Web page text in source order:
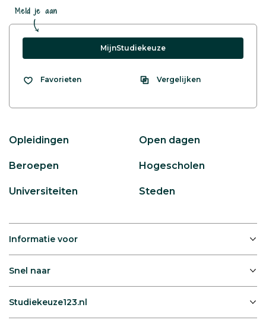
Meld je aan
MijnStudiekeuze
Favorieten Vergelijken
Opleidingen Open dagen
Beroepen Hogescholen
Universiteiten Steden
Informatie voor
Snel naar
Studiekeuze123.nl